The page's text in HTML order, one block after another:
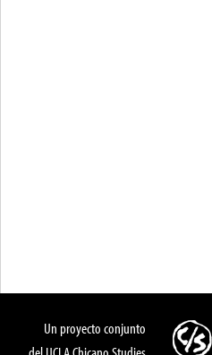
Un proyecto conjunto